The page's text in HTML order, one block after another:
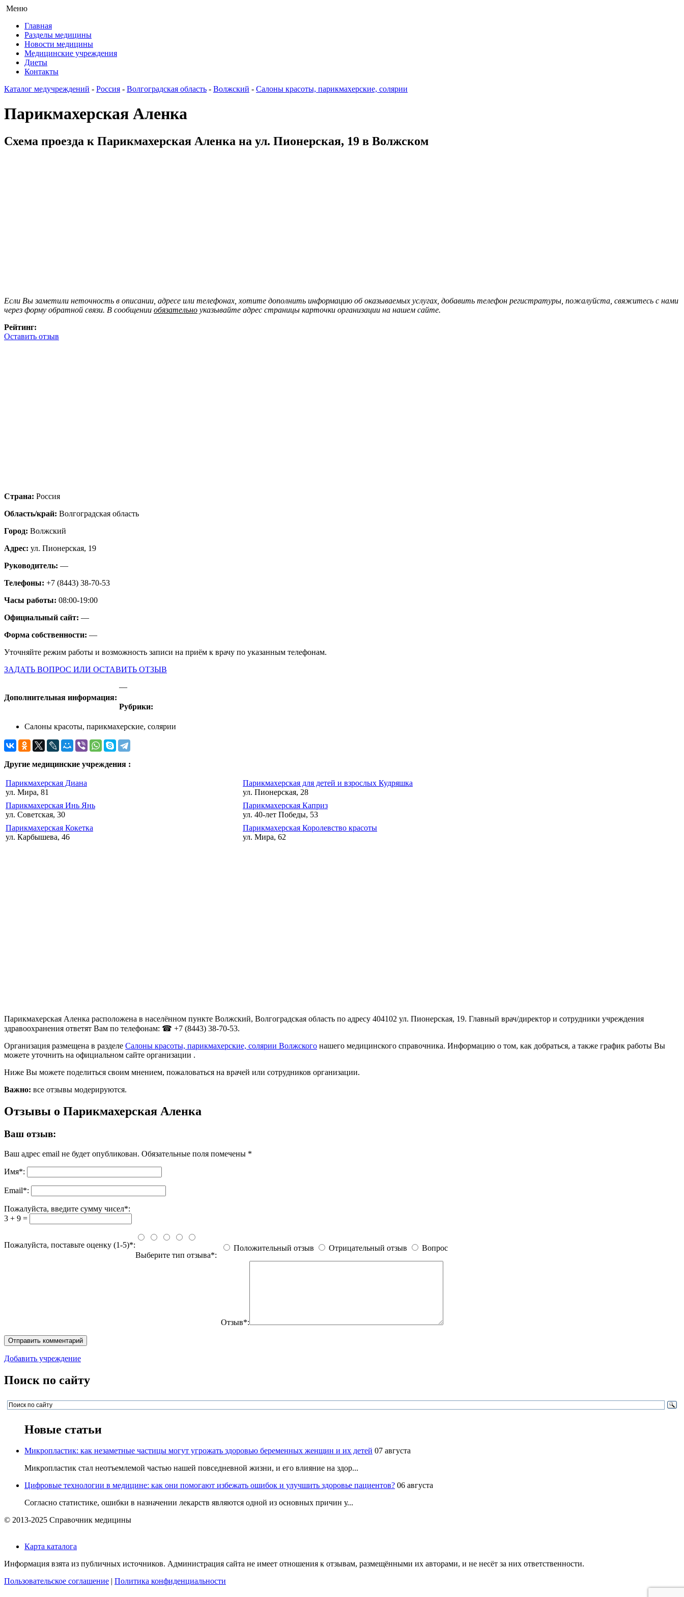
Меню
Главная
Разделы медицины
Новости медицины
Медицинские учреждения
Диеты
Контакты
Каталог медучреждений - Россия - Волгоградская область - Волжский - Салоны красоты, парикмахерские, солярии
Парикмахерская Аленка
Схема проезда к Парикмахерская Аленка на ул. Пионерская, 19 в Волжском
Если Вы заметили неточность в описании, адресе или телефонах, хотите дополнить информацию об оказываемых услугах, добавить телефон регистратуры, пожалуйста, свяжитесь с нами
через форму обратной связи. В сообщении обязательно указывайте адрес страницы карточки организации на нашем сайте.
Рейтинг:
Оставить отзыв
Страна: Россия
Область/край: Волгоградская область
Город: Волжский
Адрес: ул. Пионерская, 19
Руководитель: —
Телефоны: +7 (8443) 38-70-53
Часы работы: 08:00-19:00
Официальный сайт: —
Форма собственности: —
Уточняйте режим работы и возможность записи на приём к врачу по указанным телефонам.
ЗАДАТЬ ВОПРОС ИЛИ ОСТАВИТЬ ОТЗЫВ
Дополнительная информация:
—
Рубрики:
Салоны красоты, парикмахерские, солярии
Другие медицинские учреждения :
Парикмахерская Диана
ул. Мира, 81
Парикмахерская для детей и взрослых Кудряшка
ул. Пионерская, 28
Парикмахерская Инь Янь
ул. Советская, 30
Парикмахерская Каприз
ул. 40-лет Победы, 53
Парикмахерская Кокетка
ул. Карбышева, 46
Парикмахерская Королевство красоты
ул. Мира, 62
Парикмахерская Аленка расположена в населённом пункте Волжский, Волгоградская область по адресу 404102 ул. Пионерская, 19. Главный врач/директор и сотрудники учреждения
здравоохранения ответят Вам по телефонам: ☎ +7 (8443) 38-70-53.
Организация размещена в разделе Салоны красоты, парикмахерские, солярии Волжского нашего медицинского справочника. Информацию о том, как добраться, а также график работы Вы
можете уточнить на официальном сайте организации .
Ниже Вы можете поделиться своим мнением, пожаловаться на врачей или сотрудников организации.
Важно: все отзывы модерируются.
Отзывы о Парикмахерская Аленка
Ваш отзыв:
Ваш адрес email не будет опубликован. Обязательные поля помечены *
Имя*:
Email*:
Пожалуйста, введите сумму чисел*:
3 + 9 =
Пожалуйста, поставьте оценку (1-5)*:
Выберите тип отзыва*:
Положительный отзыв Отрицательный отзыв Вопрос
Отзыв*:
Добавить учреждение
Поиск по сайту
Новые статьи
Микропластик: как незаметные частицы могут угрожать здоровью беременных женщин и их детей 07 августа
Микропластик стал неотъемлемой частью нашей повседневной жизни, и его влияние на здор...
Цифровые технологии в медицине: как они помогают избежать ошибок и улучшить здоровье пациентов? 06 августа
Согласно статистике, ошибки в назначении лекарств являются одной из основных причин у...
© 2013-2025 Справочник медицины
Карта каталога
Информация взята из публичных источников. Администрация сайта не имеет отношения к отзывам, размещёнными их авторами, и не несёт за них ответственности.
Пользовательское соглашение
Политика конфиденциальности